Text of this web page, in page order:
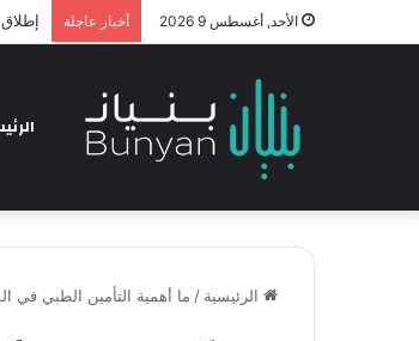
الأحد, أغسطس 9 2026 أخبار عاجلة
الرئيسية / ما أهمية التأمين الطبي في